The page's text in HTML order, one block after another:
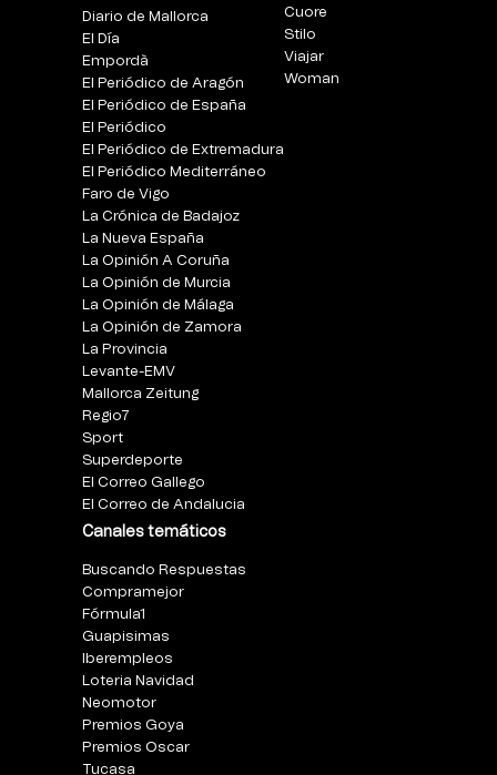
Diario de Mallorca
El Día
Empordà
El Periódico de Aragón
El Periódico de España
El Periódico
El Periódico de Extremadura
El Periódico Mediterráneo
Faro de Vigo
La Crónica de Badajoz
La Nueva España
La Opinión A Coruña
La Opinión de Murcia
La Opinión de Málaga
La Opinión de Zamora
La Provincia
Levante-EMV
Mallorca Zeitung
Regio7
Sport
Superdeporte
El Correo Gallego
El Correo de Andalucia
Canales temáticos
Buscando Respuestas
Compramejor
Fórmula1
Guapisimas
Iberempleos
Loteria Navidad
Neomotor
Premios Goya
Premios Oscar
Tucasa
Cuore
Stilo
Viajar
Woman